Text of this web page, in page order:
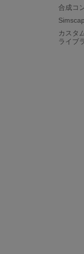
合成コ
カスタ
ライブ